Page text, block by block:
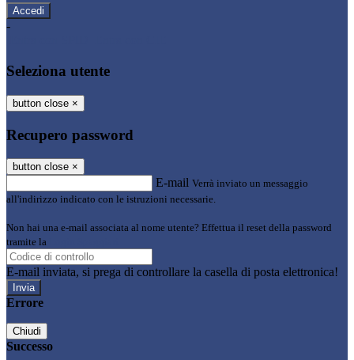
-
Seleziona utente
button close ×
Recupero password
button close ×
E-mail Verrà inviato un messaggio
all'indirizzo indicato con le istruzioni necessarie.
Non hai una e-mail associata al nome utente? Effettua il reset della password
tramite la
E-mail inviata, si prega di controllare la casella di posta elettronica!
Errore
Chiudi
Successo